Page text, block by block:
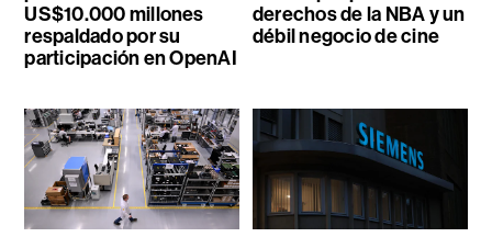
US$10.000 millones
respaldado por su
participación en OpenAI
derechos de la NBA y un
débil negocio de cine